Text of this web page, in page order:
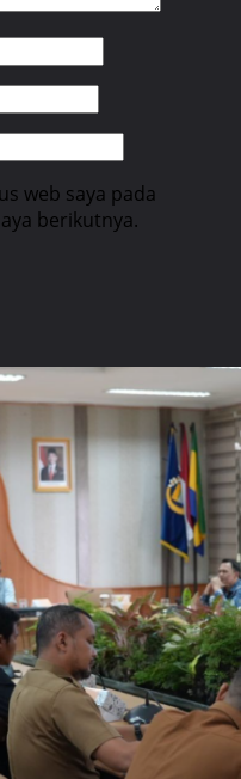
web saya pada
berikutnya.